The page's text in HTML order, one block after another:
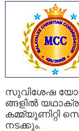
സുവിശേഷ യോഗം
ങ്ങളില്‍
കമ്മ്യൂണിറ്റി
നടക്കും.